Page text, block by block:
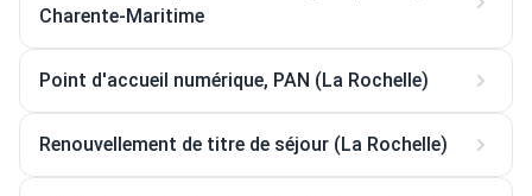
Charente-Maritime
Point d'accueil numérique, PAN (La Rochelle)
Renouvellement de titre de séjour (La Rochelle)